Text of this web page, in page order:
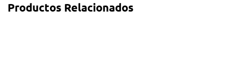
Productos Relacionados